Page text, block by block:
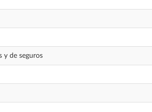
y de seguros